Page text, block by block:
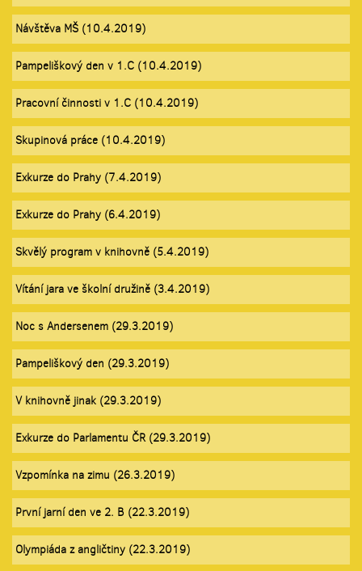
Návštěva MŠ (10.4.2019)
Pampeliškový den v 1.C (10.4.2019)
Pracovní činnosti v 1.C (10.4.2019)
Skupinová práce (10.4.2019)
Exkurze do Prahy (7.4.2019)
Exkurze do Prahy (6.4.2019)
Skvělý program v knihovně (5.4.2019)
Vítání jara ve školní družině (3.4.2019)
Noc s Andersenem (29.3.2019)
Pampeliškový den (29.3.2019)
V knihovně jinak (29.3.2019)
Exkurze do Parlamentu ČR (29.3.2019)
Vzpomínka na zimu (26.3.2019)
První jarní den ve 2. B (22.3.2019)
Olympiáda z angličtiny (22.3.2019)